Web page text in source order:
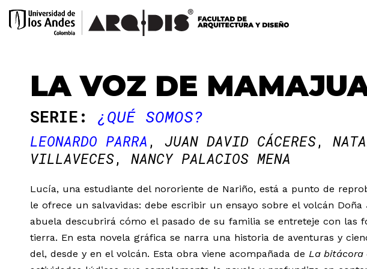
LA VOZ DE
SERIE: ¿QUÉ SOMOS?
LEONARDO PARRA JUAN DAVID CÁCERES
VILLAVECES
NANCY PALACIOS MENA
Lucía, una estudiante del nororiente de Nariño, está a punto de
le ofrece un salvavidas: debe escribir un ensayo sobre el volcán
abuela descubrirá cómo el pasado de su familia se entreteje con las
tierra. En esta novela gráfica se narra una historia de aventuras y
del, desde y en el volcán. Esta obra viene acompañada de La bitácora